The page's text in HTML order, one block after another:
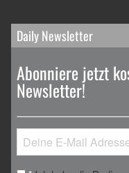
Daily Newsletter
Abonniere jetzt
Newsletter!